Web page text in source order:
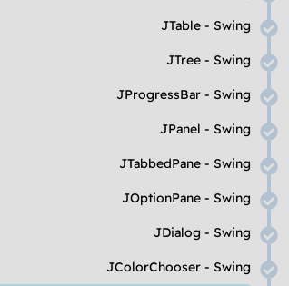
JTable - Swing
JTree - Swing
JProgressBar - Swing
JPanel - Swing
JTabbedPane - Swing
JOptionPane - Swing
JDialog - Swing
JColorChooser - Swing